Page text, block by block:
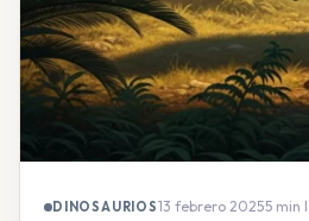
DINOSAURIOS13 febrero 2025·5 min